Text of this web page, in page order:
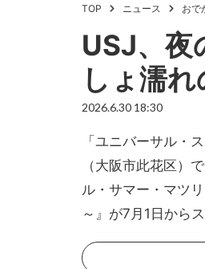
TOP ニュース おで
USJ、夜
しょ濡
2026.6.30 18:30
「ユニバーサル・
（大阪市此花区）
ル・サマー・マツ
～』が7月1日から